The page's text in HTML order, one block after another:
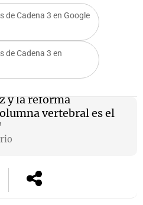
de Cadena 3 en Google
de Cadena 3 en
y la reforma
vertebral es el